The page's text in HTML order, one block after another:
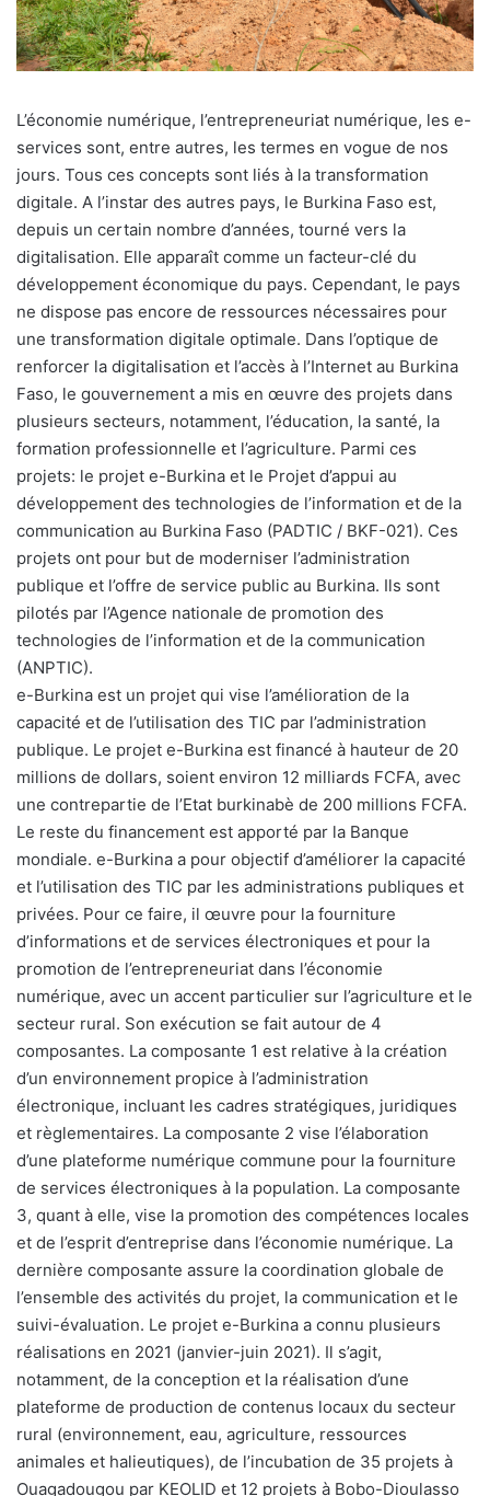
L’économie numérique, l’entrepreneuriat numérique, les e-
services sont, entre autres, les termes en vogue de nos
jours. Tous ces concepts sont liés à la transformation
digitale. A l’instar des autres pays, le Burkina Faso est,
depuis un certain nombre d’années, tourné vers la
digitalisation. Elle apparaît comme un facteur-clé du
développement économique du pays. Cependant, le pays
ne dispose pas encore de ressources nécessaires pour
une transformation digitale optimale. Dans l’optique de
renforcer la digitalisation et l’accès à l’Internet au Burkina
Faso, le gouvernement a mis en œuvre des projets dans
plusieurs secteurs, notamment, l’éducation, la santé, la
formation professionnelle et l’agriculture. Parmi ces
projets: le projet e-Burkina et le Projet d’appui au
développement des technologies de l’information et de la
communication au Burkina Faso (PADTIC / BKF-021). Ces
projets ont pour but de moderniser l’administration
publique et l’offre de service public au Burkina. Ils sont
pilotés par l’Agence nationale de promotion des
technologies de l’information et de la communication
(ANPTIC).
e-Burkina est un projet qui vise l’amélioration de la
capacité et de l’utilisation des TIC par l’administration
publique. Le projet e-Burkina est financé à hauteur de 20
millions de dollars, soient environ 12 milliards FCFA, avec
une contrepartie de l’Etat burkinabè de 200 millions FCFA.
Le reste du financement est apporté par la Banque
mondiale. e-Burkina a pour objectif d’améliorer la capacité
et l’utilisation des TIC par les administrations publiques et
privées. Pour ce faire, il œuvre pour la fourniture
d’informations et de services électroniques et pour la
promotion de l’entrepreneuriat dans l’économie
numérique, avec un accent particulier sur l’agriculture et le
secteur rural. Son exécution se fait autour de 4
composantes. La composante 1 est relative à la création
d’un environnement propice à l’administration
électronique, incluant les cadres stratégiques, juridiques
et règlementaires. La composante 2 vise l’élaboration
d’une plateforme numérique commune pour la fourniture
de services électroniques à la population. La composante
3, quant à elle, vise la promotion des compétences locales
et de l’esprit d’entreprise dans l’économie numérique. La
dernière composante assure la coordination globale de
l’ensemble des activités du projet, la communication et le
suivi-évaluation. Le projet e-Burkina a connu plusieurs
réalisations en 2021 (janvier-juin 2021). Il s’agit,
notamment, de la conception et la réalisation d’une
plateforme de production de contenus locaux du secteur
rural (environnement, eau, agriculture, ressources
animales et halieutiques), de l’incubation de 35 projets à
Ouagadougou par KEOLID et 12 projets à Bobo-Dioulasso